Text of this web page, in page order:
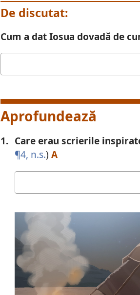
De discutat:
Cum a dat Iosua dovadă de
tău
Aprofundează
1. Care erau scrierile
¶4, n.s.) A
tău